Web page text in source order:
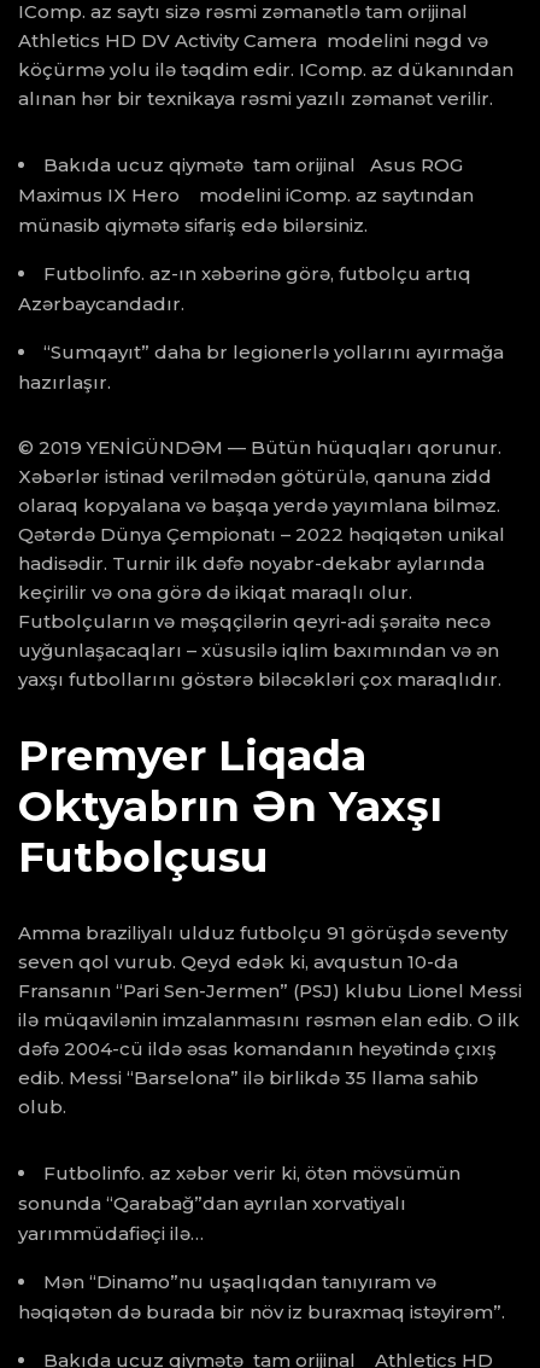
IComp. az saytı sizə rəsmi zəmanətlə tam orijinal
Athletics HD DV Activity Camera modelini nəgd və
köçürmə yolu ilə təqdim edir. IComp. az dükanından
alınan hər bir texnikaya rəsmi yazılı zəmanət verilir.
Bakıda ucuz qiymətə tam orijinal Asus ROG
Maximus IX Hero modelini iComp. az saytından
münasib qiymətə sifariş edə bilərsiniz.
Futbolinfo. az-ın xəbərinə görə, futbolçu artıq
Azərbaycandadır.
“Sumqayıt” daha br legionerlə yollarını ayırmağa
hazırlaşır.
© 2019 YENİGÜNDƏM — Bütün hüquqları qorunur.
Xəbərlər istinad verilmədən götürülə, qanuna zidd
olaraq kopyalana və başqa yerdə yayımlana bilməz.
Qətərdə Dünya Çempionatı – 2022 həqiqətən unikal
hadisədir. Turnir ilk dəfə noyabr-dekabr aylarında
keçirilir və ona görə də ikiqat maraqlı olur.
Futbolçuların və məşqçilərin qeyri-adi şəraitə necə
uyğunlaşacaqları – xüsusilə iqlim baxımından və ən
yaxşı futbollarını göstərə biləcəkləri çox maraqlıdır.
Premyer Liqada
Oktyabrın Ən Yaxşı
Futbolçusu
Amma braziliyalı ulduz futbolçu 91 görüşdə seventy
seven qol vurub. Qeyd edək ki, avqustun 10-da
Fransanın “Pari Sen-Jermen” (PSJ) klubu Lionel Messi
ilə müqavilənin imzalanmasını rəsmən elan edib. O ilk
dəfə 2004-cü ildə əsas komandanın heyətində çıxış
edib. Messi “Barselona” ilə birlikdə 35 llama sahib
olub.
Futbolinfo. az xəbər verir ki, ötən mövsümün
sonunda “Qarabağ”dan ayrılan xorvatiyalı
yarımmüdafiəçi ilə…
Mən “Dinamo”nu uşaqlıqdan tanıyıram və
həqiqətən də burada bir növ iz buraxmaq istəyirəm”.
Bakıda ucuz qiymətə tam orijinal Athletics HD